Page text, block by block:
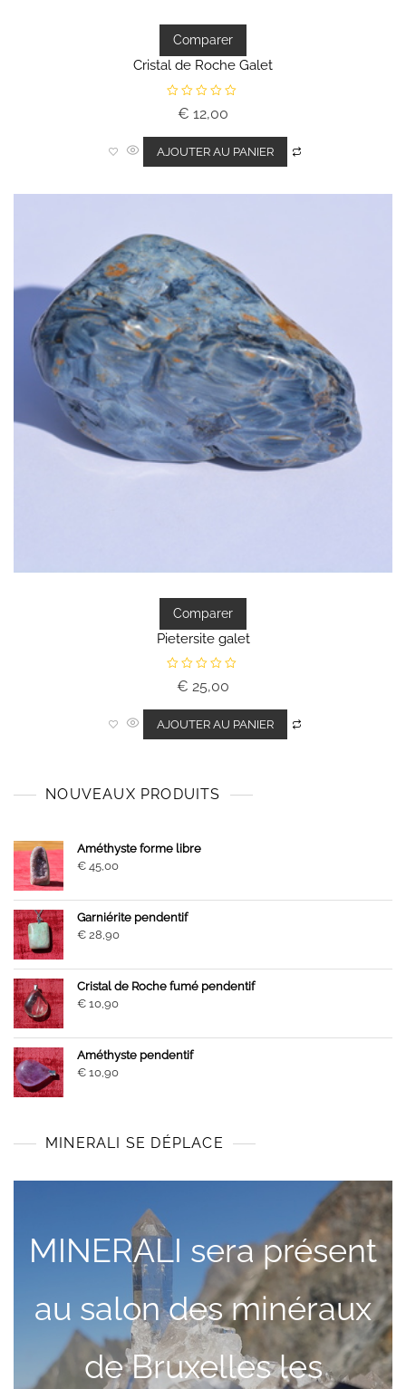
Comparer
Cristal de Roche Galet
e
0
5
€ 12,00
AJOUTER AU PANIER
Comparer
Pietersite galet
e
0
€ 25,00
AJOUTER AU PANIER
NOUVEAUX PRODUITS
Améthyste forme libre
€ 45,00
Garniérite pendentif
€ 28,90
Cristal de Roche fumé pendentif
€ 10,90
Améthyste pendentif
€ 10,90
MINERALI SE DÉPLACE
MINERALI sera présent
au salon des minéraux
de Bruxelles les